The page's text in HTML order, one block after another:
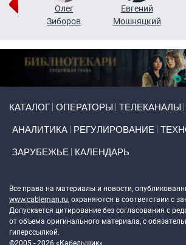
Олег
Зиборов
Евгений
Мошняцкий
КАТАЛОГ ОПЕРАТОРЫ ТЕЛЕКАНАЛЫ
АНАЛИТИКА РЕГУЛИРОВАНИЕ
ЗАРУБЕЖЬЕ КАЛЕНДАРЬ
Все права на материалы и новости,
www.cableman.ru, охраняются в соответствии с
Допускается цитирование без согласования с
от объема оригинального материала, с
гиперссылкой.
©2005 - 2026 «Кабельщик»